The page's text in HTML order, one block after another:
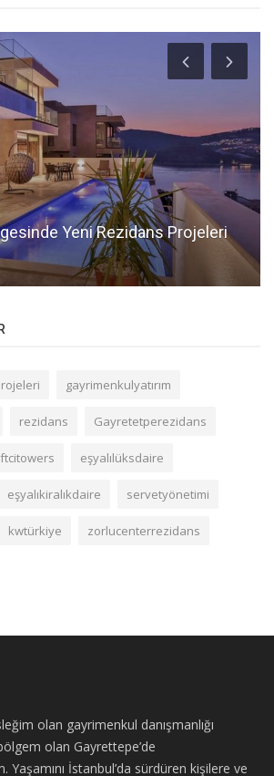
Yeni Rezidans Projeleri
gayrimenkulyatırım
rezidans Gayretetperezidans
eşyalılüksdaire
eşyalıkiralıkdaire servetyönetimi
kwtürkiye zorlucenterrezidans
olan gayrimenkul danışmanlığı
olan Gayrettepe’de
Yaşamını İstanbul’da sürdüren kişilere ve